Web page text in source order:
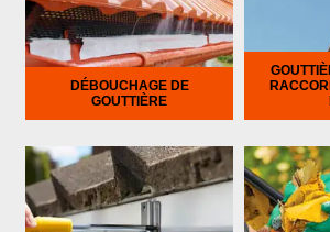
DÉBOUCHAGE DE
GOUTTIÈRE